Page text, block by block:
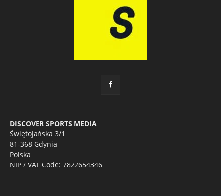
DISCOVER SPORTS MEDIA
Świętojańska 3/1
81-368 Gdynia
Polska
NIP / VAT Code: 7822654346